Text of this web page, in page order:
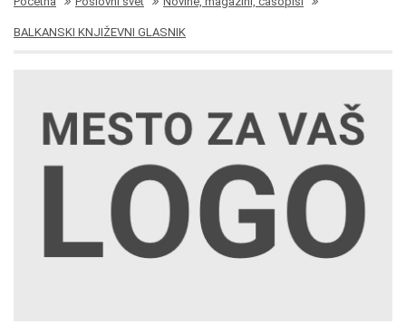
BALKANSKI KNJIŽEVNI GLASNIK